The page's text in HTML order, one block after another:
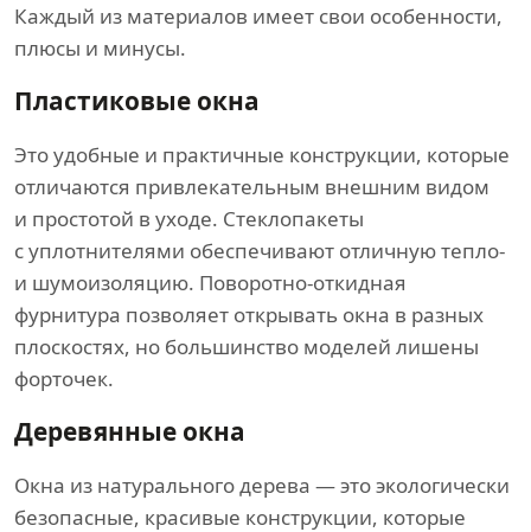
Каждый из материалов имеет свои особенности,
плюсы и минусы.
Пластиковые окна
Это удобные и практичные конструкции, которые
отличаются привлекательным внешним видом
и простотой в уходе. Стеклопакеты
с уплотнителями обеспечивают отличную тепло-
и шумоизоляцию. Поворотно-откидная
фурнитура позволяет открывать окна в разных
плоскостях, но большинство моделей лишены
форточек.
Деревянные окна
Окна из натурального дерева — это экологически
безопасные, красивые конструкции, которые